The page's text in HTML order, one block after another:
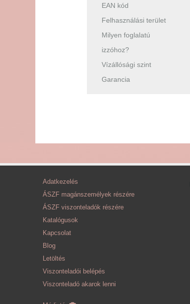
EAN kód
Felhasználási terület
Milyen foglalatú
izzóhoz?
Vízállósági szint
Garancia
Adatkezelés
ÁSZF magánszemélyek részére
ÁSZF viszonteladók részére
Katalógusok
Kapcsolat
Blog
Letöltés
Viszonteladói belépés
Viszonteladó akarok lenni